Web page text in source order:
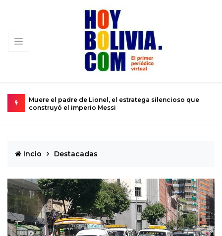
de Lionel, el estratega silencioso que
Messi
Urkupiña: El valle
Incio Destacadas